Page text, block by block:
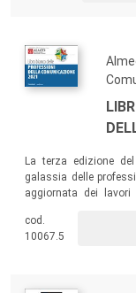
La terza edizione
galassia delle
aggiornata dei lavori
cultura. Una
cambiamenti
cod.
10067.5